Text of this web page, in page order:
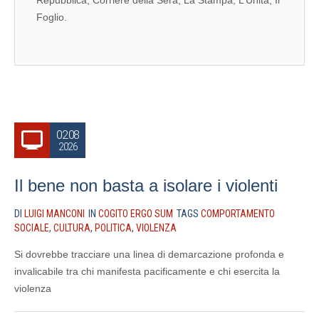
Foglio.
02.08
2026
Il bene non basta a isolare i violenti
DI LUIGI MANCONI IN COGITO ERGO SUM TAGS COMPORTAMENTO
SOCIALE, CULTURA, POLITICA, VIOLENZA
Si dovrebbe tracciare una linea di demarcazione profonda e
invalicabile tra chi manifesta pacificamente e chi esercita la
violenza